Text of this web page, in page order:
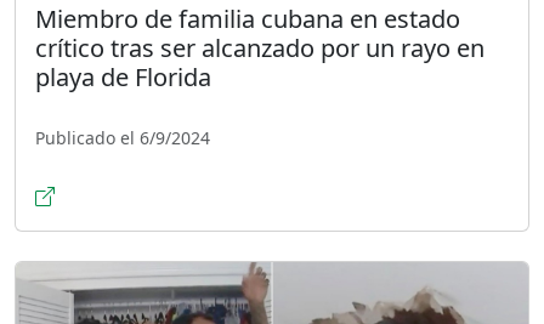
Miembro de familia cubana en estado
crítico tras ser alcanzado por un rayo en
playa de Florida
Publicado el 6/9/2024